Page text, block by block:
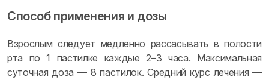
Способ применения и дозы
Взрослым следует медленно рассасывать в полости
рта по 1 пастилке каждые 2–3 часа. Максимальная
суточная доза — 8 пастилок. Средний курс лечения —